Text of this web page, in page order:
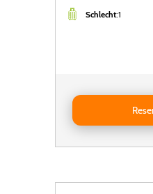
Schlecht:1
Reservieren DACIA